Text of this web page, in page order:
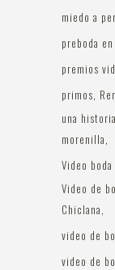
miedo a
preboda
premios
primos
una
morenilla
Video
Video de
Chiclana
video de
video de